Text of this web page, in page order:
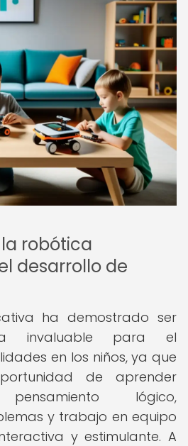
robótica
desarrollo de
ha demostrado ser
invaluable para el
en los niños, ya que
de aprender
pensamiento lógico,
y trabajo en equipo
y estimulante. A